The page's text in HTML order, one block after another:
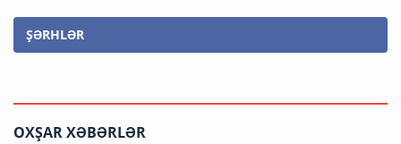
ŞƏRHLƏR
OXŞAR XƏBƏRLƏR